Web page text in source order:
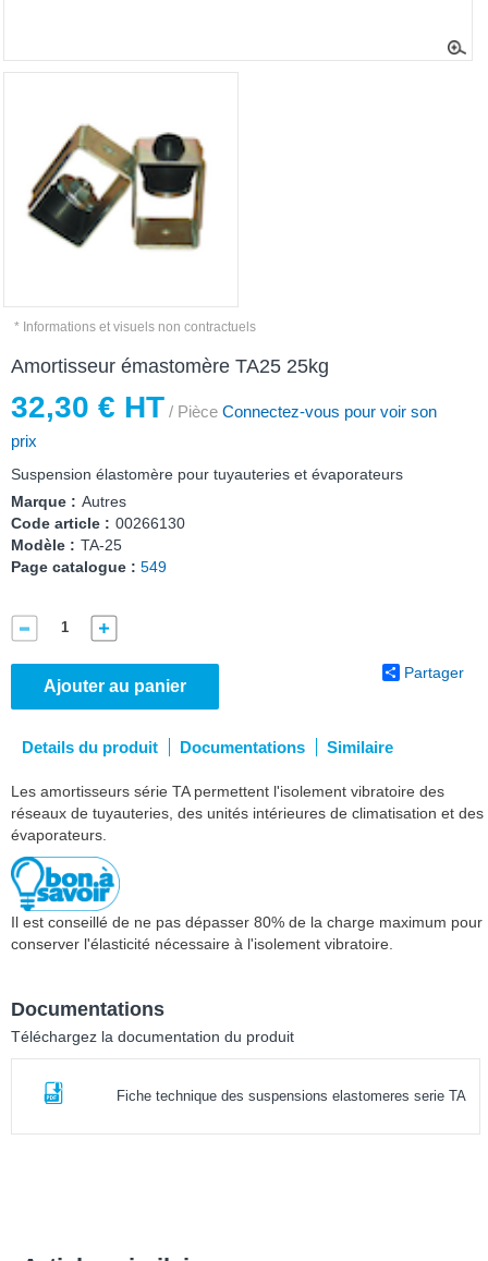
* Informations et visuels non contractuels
Amortisseur émastomère TA25 25kg
32,30 € HT / Pièce Connectez-vous pour voir son
prix
Suspension élastomère pour tuyauteries et évaporateurs
Marque : Autres
Code article : 00266130
Modèle : TA-25
Page catalogue : 549
Ajouter au panier
Partager
Details du produit Documentations Similaire
Les amortisseurs série TA permettent l'isolement vibratoire des
réseaux de tuyauteries, des unités intérieures de climatisation et des
évaporateurs.
Il est conseillé de ne pas dépasser 80% de la charge maximum pour
conserver l'élasticité nécessaire à l'isolement vibratoire.
Documentations
Téléchargez la documentation du produit
Fiche technique des suspensions elastomeres serie TA